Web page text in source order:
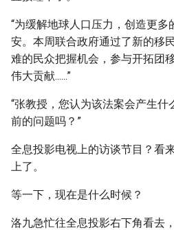
“为缓解地球人口压力，创造更
安。本周联合政府通过了新的移
难的民众把握机会，参与开拓团
伟大贡献......”
“张教授，您认为该法案会产生什
前的问题吗？”
全息投影电视上的访谈节目？看
上了。
等一下，现在是什么时候？
洛九急忙往全息投影右下角看去